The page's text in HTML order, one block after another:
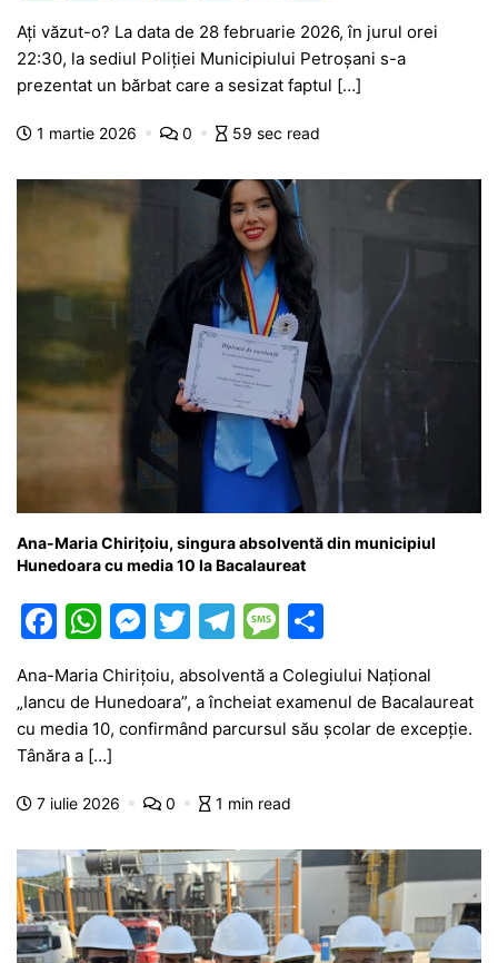
c
e
b
o
o
at
s
A
p
s
s
e
g
itt
er
e
gr
a
m
s
s
a
g
e
ta
je
ă
Ați văzut-o? La data de 28 februarie 2026, în jurul orei
22:30, la sediul Poliției Municipiului Petroșani s-a
prezentat un bărbat care a sesizat faptul […]
1 martie 2026 0 59 sec read
Ana-Maria Chirițoiu, singura absolventă din municipiul
Hunedoara cu media 10 la Bacalaureat
F
c
e
b
o
k
W
at
s
A
p
M
s
s
n
er
T
itt
er
T
e
gr
m
M
s
s
g
ta
je
Ana-Maria Chirițoiu, absolventă a Colegiului Național
„Iancu de Hunedoara”, a încheiat examenul de Bacalaureat
cu media 10, confirmând parcursul său școlar de excepție.
Tânăra a […]
7 iulie 2026 0 1 min read